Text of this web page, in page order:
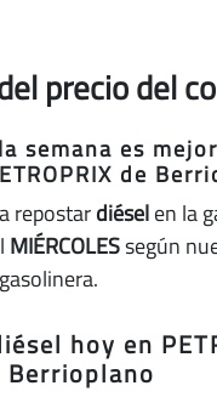
precio del
semana es
de
repostardiéselen la
MIÉRCOLESsegún
hoy en
Berrioplano